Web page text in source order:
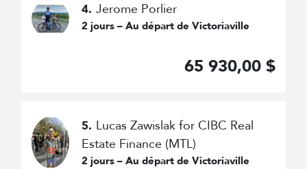
4. Jerome Porlier
2 jours – Au départ de Victoriaville
65 930,00 $
5. Lucas Zawislak for CIBC Real
Estate Finance (MTL)
2 jours – Au départ de Victoriaville